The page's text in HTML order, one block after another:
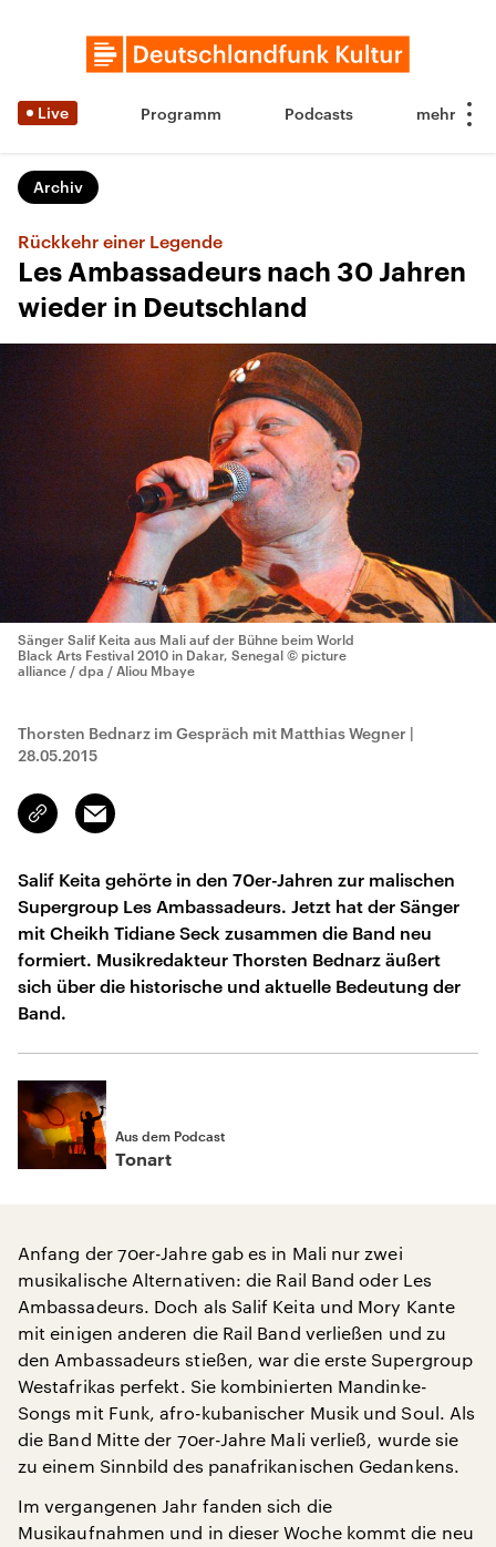
Live Programm Podcasts
Archiv
Rückkehr einer Legende
Les Ambassadeurs nach 30 Jahren
wieder in Deutschland
Sänger Salif Keita aus Mali auf der Bühne beim World
Black Arts Festival 2010 in Dakar, Senegal © picture
alliance / dpa / Aliou Mbaye
Thorsten Bednarz im Gespräch mit Matthias Wegner |
28.05.2015
Link
kopieren/teilen
Email
Salif Keita gehörte in den 70er-Jahren zur malischen
Supergroup Les Ambassadeurs. Jetzt hat der Sänger
mit Cheikh Tidiane Seck zusammen die Band neu
formiert. Musikredakteur Thorsten Bednarz äußert
sich über die historische und aktuelle Bedeutung der
Band.
Aus dem Podcast
Tonart
Anfang der 70er-Jahre gab es in Mali nur zwei
musikalische Alternativen: die Rail Band oder Les
Ambassadeurs. Doch als Salif Keita und Mory Kante
mit einigen anderen die Rail Band verließen und zu
den Ambassadeurs stießen, war die erste Supergroup
Westafrikas perfekt. Sie kombinierten Mandinke-
Songs mit Funk, afro-kubanischer Musik und Soul. Als
die Band Mitte der 70er-Jahre Mali verließ, wurde sie
zu einem Sinnbild des panafrikanischen Gedankens.
Im vergangenen Jahr fanden sich die
Musikaufnahmen und in dieser Woche kommt die neu